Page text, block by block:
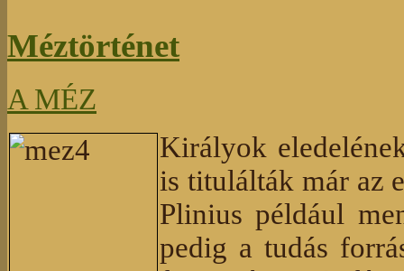
Méztörténet
A MÉZ
Királyok
is titulálták már az
Plinius például
pedig a tudás